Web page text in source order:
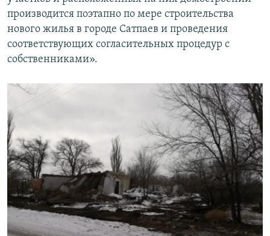
производится поэтапно по мере строительства
нового жилья в городе Сатпаев и проведения
соответствующих согласительных процедур с
собственниками».